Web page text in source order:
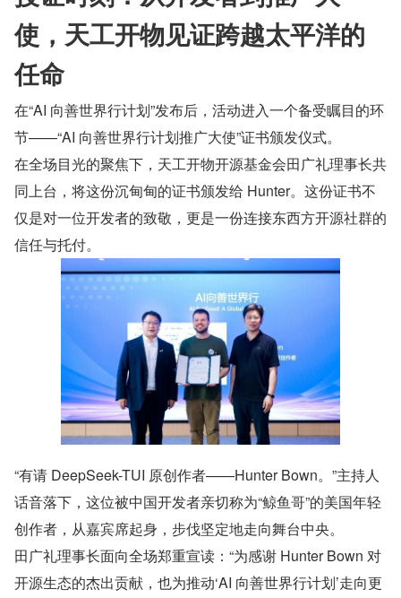
使，天工开物见证跨越太平洋的
任命
在“AI 向善世界行计划”发布后，活动进入一个备受瞩目的环
节——“AI 向善世界行计划推广大使”证书颁发仪式。
在全场目光的聚焦下，天工开物开源基金会田广礼理事长共
同上台，将这份沉甸甸的证书颁发给 Hunter。这份证书不
仅是对一位开发者的致敬，更是一份连接东西方开源社群的
信任与托付。
“有请 DeepSeek-TUI 原创作者——Hunter Bown。”主持人
话音落下，这位被中国开发者亲切称为“鲸鱼哥”的美国年轻
创作者，从嘉宾席起身，步伐坚定地走向舞台中央。
田广礼理事长面向全场郑重宣读：“为感谢 Hunter Bown 对
开源生态的杰出贡献，也为推动‘AI 向善世界行计划’走向更